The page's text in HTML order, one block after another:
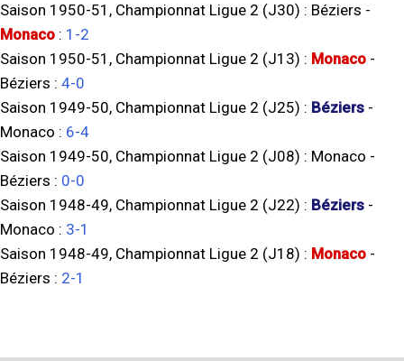
Saison 1950-51, Championnat Ligue 2 (J30) : Béziers -
Monaco : 1-2
Saison 1950-51, Championnat Ligue 2 (J13) : Monaco -
Béziers : 4-0
Saison 1949-50, Championnat Ligue 2 (J25) : Béziers -
Monaco : 6-4
Saison 1949-50, Championnat Ligue 2 (J08) : Monaco -
Béziers : 0-0
Saison 1948-49, Championnat Ligue 2 (J22) : Béziers -
Monaco : 3-1
Saison 1948-49, Championnat Ligue 2 (J18) : Monaco -
Béziers : 2-1